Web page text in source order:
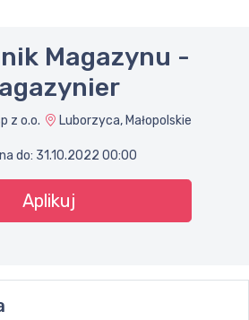
Magazynu -
z o.o. Luborzyca, Małopolskie
do: 31.10.2022 00:00
Aplikuj